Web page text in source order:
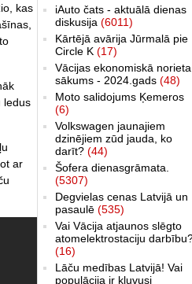
kas
ledus
ar
iAuto čats - aktuālā dienas
diskusija (6011)
Kārtējā avārija Jūrmalā pie
Circle K (17)
Vācijas ekonomiskā norieta
sākums - 2024.gads (48)
Moto salidojums Ķemeros
(6)
Volkswagen jaunajiem
dzinējiem zūd jauda, ko
darīt? (44)
Šofera dienasgrāmata.
(5307)
Degvielas cenas Latvijā un
pasaulē (535)
Vai Vācija atjaunos slēgto
atomelektrostaciju
(16)
Lāču medības Latvijā! Vai
populācija ir kļuvusi